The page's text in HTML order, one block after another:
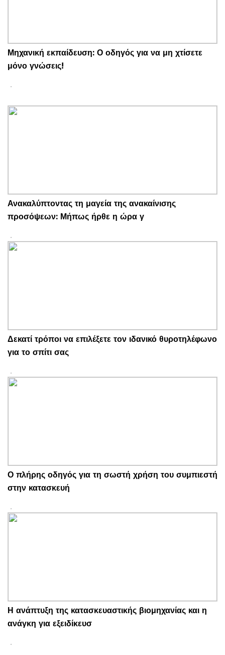
Μηχανική εκπαίδευση: Ο οδηγός για να μη χτίσετε
μόνο γνώσεις!
Ανακαλύπτοντας τη μαγεία της ανακαίνισης
προσόψεων: Μήπως ήρθε η ώρα γ
Δεκατί τρόποι να επιλέξετε τον ιδανικό θυροτηλέφωνο
για το σπίτι σας
Ο πλήρης οδηγός για τη σωστή χρήση του συμπιεστή
στην κατασκευή
Η ανάπτυξη της κατασκευαστικής βιομηχανίας και η
ανάγκη για εξειδίκευσ